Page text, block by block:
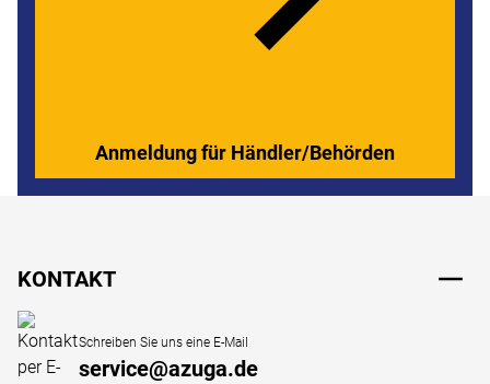
Anmeldung für Händler/Behörden
KONTAKT
Schreiben Sie uns eine E-Mail
service@azuga.de